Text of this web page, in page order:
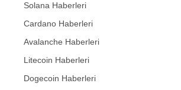
Solana Haberleri
Cardano Haberleri
Avalanche Haberleri
Litecoin Haberleri
Dogecoin Haberleri